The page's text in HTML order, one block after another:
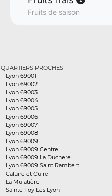
Fruits de saison
QUARTIERS PROCHES
Lyon 69001
Lyon 69002
Lyon 69003
Lyon 69004
Lyon 69005
Lyon 69006
Lyon 69007
Lyon 69008
Lyon 69009
Lyon 69009 Centre
Lyon 69009 La Duchere
Lyon 69009 Saint Rambert
Caluire et Cuire
La Mulatière
Sainte Foy Les Lyon